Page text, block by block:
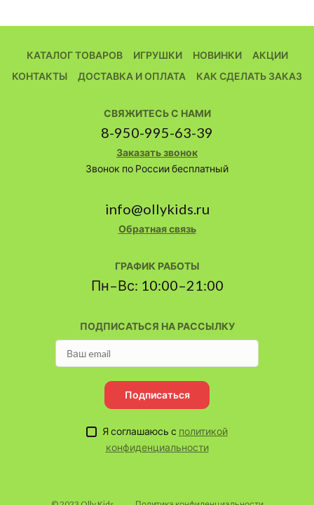
КАТАЛОГ ТОВАРОВ ИГРУШКИ НОВИНКИ
АКЦИИ
КОНТАКТЫ
ДОСТАВКА И ОПЛАТА КАК СДЕЛАТЬ ЗАКАЗ
ПОДПИСАТЬСЯ НА РАССЫЛКУ
Подписаться
Я соглашаюсь с политикой
конфиденциальности
СВЯЖИТЕСЬ С НАМИ
8-950-995-63-39
Заказать звонок
Звонок по России бесплатный
info@ollykids.ru
Обратная связь
ГРАФИК РАБОТЫ
Пн–Вс: 10:00–21:00